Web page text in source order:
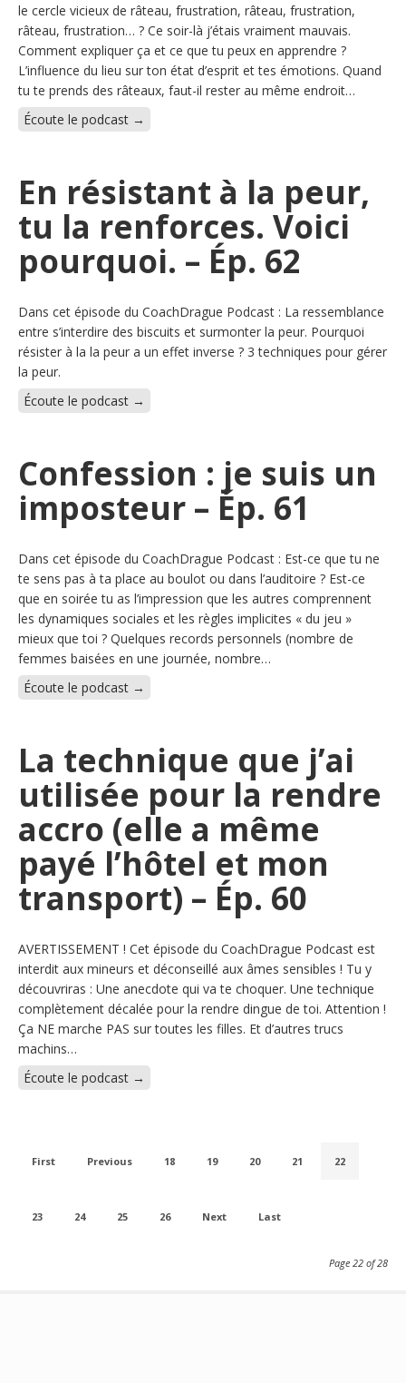
le cercle vicieux de râteau, frustration, râteau, frustration,
râteau, frustration… ? Ce soir-là j’étais vraiment mauvais.
Comment expliquer ça et ce que tu peux en apprendre ?
L’influence du lieu sur ton état d’esprit et tes émotions. Quand
tu te prends des râteaux, faut-il rester au même endroit…
Écoute le podcast →
En résistant à la peur,
tu la renforces. Voici
pourquoi. – Ép. 62
Dans cet épisode du CoachDrague Podcast : La ressemblance
entre s’interdire des biscuits et surmonter la peur. Pourquoi
résister à la la peur a un effet inverse ? 3 techniques pour gérer
la peur.
Écoute le podcast →
Confession : je suis un
imposteur – Ép. 61
Dans cet épisode du CoachDrague Podcast : Est-ce que tu ne
te sens pas à ta place au boulot ou dans l’auditoire ? Est-ce
que en soirée tu as l’impression que les autres comprennent
les dynamiques sociales et les règles implicites « du jeu »
mieux que toi ? Quelques records personnels (nombre de
femmes baisées en une journée, nombre…
Écoute le podcast →
La technique que j’ai
utilisée pour la rendre
accro (elle a même
payé l’hôtel et mon
transport) – Ép. 60
AVERTISSEMENT ! Cet épisode du CoachDrague Podcast est
interdit aux mineurs et déconseillé aux âmes sensibles ! Tu y
découvriras : Une anecdote qui va te choquer. Une technique
complètement décalée pour la rendre dingue de toi. Attention !
Ça NE marche PAS sur toutes les filles. Et d’autres trucs
machins…
Écoute le podcast →
First Previous 18 19 20 21 22
23 24 25 26 Next Last
Page 22 of 28